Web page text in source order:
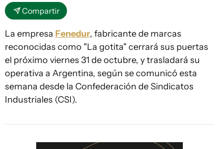
Compartir
La empresa Fenedur, fabricante de marcas
reconocidas como "La gotita" cerrará sus puertas
el próximo viernes 31 de octubre, y trasladará su
operativa a Argentina, según se comunicó esta
semana desde la Confederación de Sindicatos
Industriales (CSI).